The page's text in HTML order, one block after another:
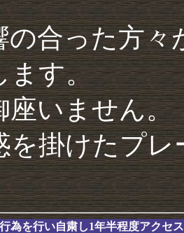
の合った方
ます。
座いません。
を掛けたプ
為を行い自粛し1年半程度アクセ